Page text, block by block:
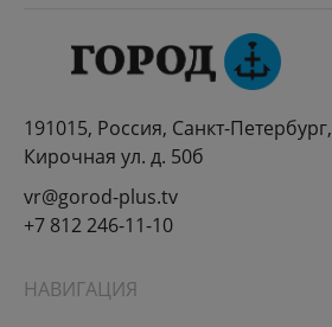
191015, Россия, Санкт-Петербург,
Кирочная ул. д. 50б
vr@gorod-plus.tv
+7 812 246-11-10
НАВИГАЦИЯ